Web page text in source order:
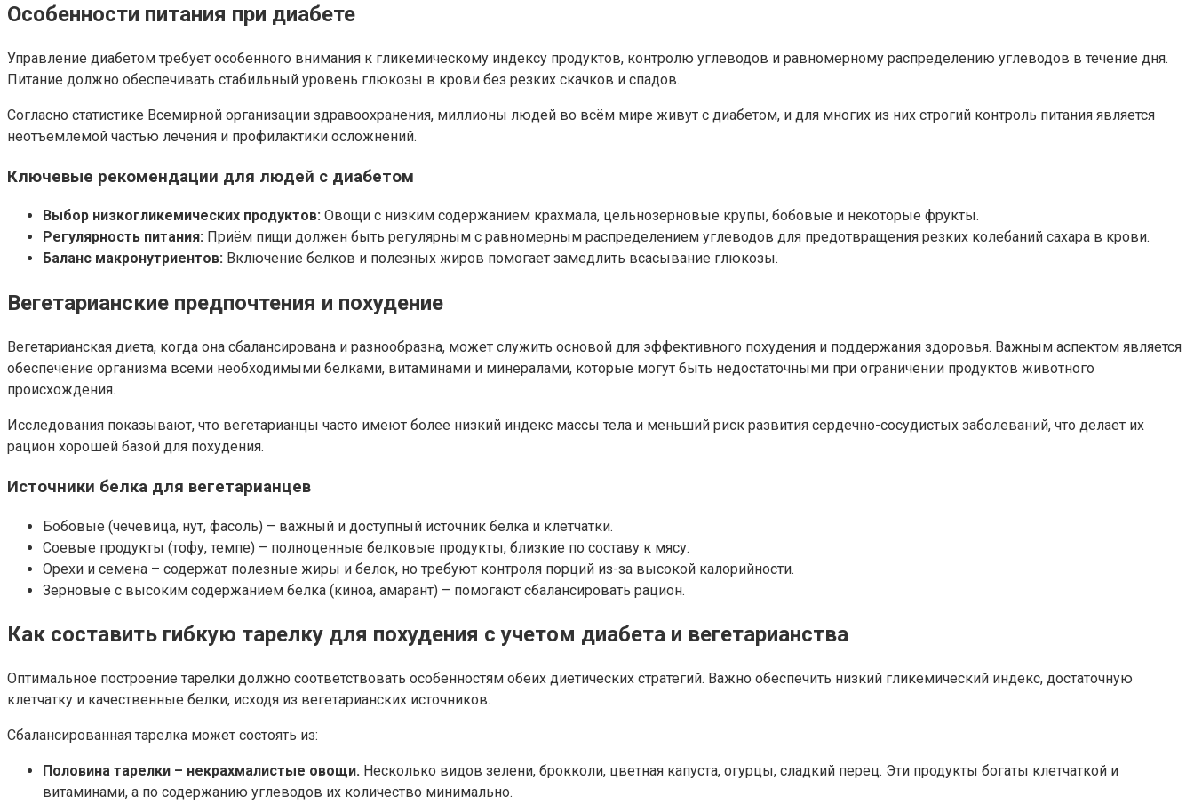
Особенности питания при диабете
Управление диабетом требует особенного внимания к гликемическому индексу продуктов, контролю углеводов и равномерному распределению углеводов в течение дня.
Питание должно обеспечивать стабильный уровень глюкозы в крови без резких скачков и спадов.
Согласно статистике Всемирной организации здравоохранения, миллионы людей во всём мире живут с диабетом, и для многих из них строгий контроль питания является
неотъемлемой частью лечения и профилактики осложнений.
Ключевые рекомендации для людей с диабетом
Выбор низкогликемических продуктов: Овощи с низким содержанием крахмала, цельнозерновые крупы, бобовые и некоторые фрукты.
Регулярность питания: Приём пищи должен быть регулярным с равномерным распределением углеводов для предотвращения резких колебаний сахара в крови.
Баланс макронутриентов: Включение белков и полезных жиров помогает замедлить всасывание глюкозы.
Вегетарианские предпочтения и похудение
Вегетарианская диета, когда она сбалансирована и разнообразна, может служить основой для эффективного похудения и поддержания здоровья. Важным аспектом является
обеспечение организма всеми необходимыми белками, витаминами и минералами, которые могут быть недостаточными при ограничении продуктов животного
происхождения.
Исследования показывают, что вегетарианцы часто имеют более низкий индекс массы тела и меньший риск развития сердечно-сосудистых заболеваний, что делает их
рацион хорошей базой для похудения.
Источники белка для вегетарианцев
Бобовые (чечевица, нут, фасоль) – важный и доступный источник белка и клетчатки.
Соевые продукты (тофу, темпе) – полноценные белковые продукты, близкие по составу к мясу.
Орехи и семена – содержат полезные жиры и белок, но требуют контроля порций из-за высокой калорийности.
Зерновые с высоким содержанием белка (киноа, амарант) – помогают сбалансировать рацион.
Как составить гибкую тарелку для похудения с учетом диабета и вегетарианства
Оптимальное построение тарелки должно соответствовать особенностям обеих диетических стратегий. Важно обеспечить низкий гликемический индекс, достаточную
клетчатку и качественные белки, исходя из вегетарианских источников.
Сбалансированная тарелка может состоять из:
Половина тарелки – некрахмалистые овощи. Несколько видов зелени, брокколи, цветная капуста, огурцы, сладкий перец. Эти продукты богаты клетчаткой и
витаминами, а по содержанию углеводов их количество минимально.